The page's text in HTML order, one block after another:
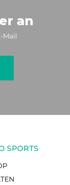
an
Mail
SPORTS